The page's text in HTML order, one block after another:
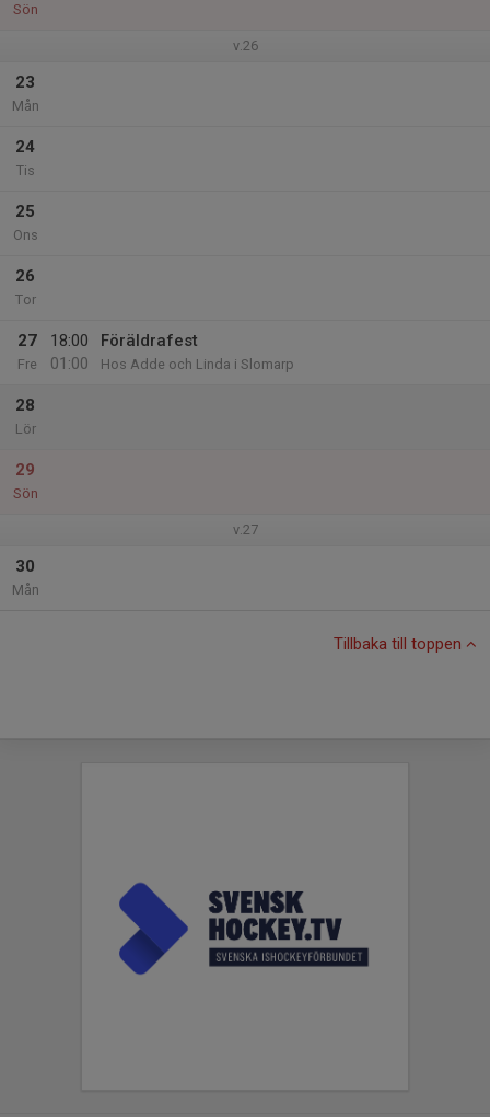
Sön
v.26
23
Mån
24
Tis
25
Ons
26
Tor
27
Fre
18:00
01:00
Föräldrafest
Hos Adde och Linda i Slomarp
28
Lör
29
Sön
v.27
30
Mån
Tillbaka till toppen